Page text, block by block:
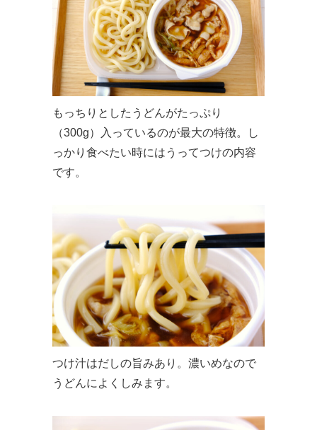
もっちりとしたうどんがたっぷり
（300g）入っているのが最大の特徴。し
っかり食べたい時にはうってつけの内容
です。
つけ汁はだしの旨みあり。濃いめなので
うどんによくしみます。